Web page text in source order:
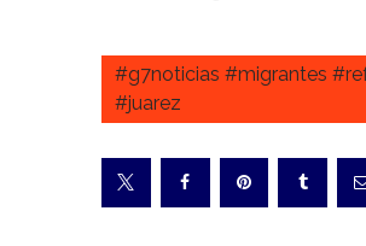
#g7noticias #migrantes
#juarez